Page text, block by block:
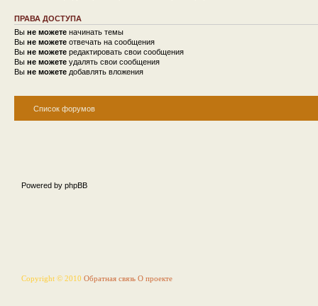
ПРАВА ДОСТУПА
Вы не можете начинать темы
Вы не можете отвечать на сообщения
Вы не можете редактировать свои сообщения
Вы не можете удалять свои сообщения
Вы не можете добавлять вложения
Список форумов
Powered by phpBB
Copyright © 2010 Обратная связь О проекте